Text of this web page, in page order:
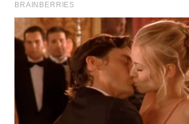
WN
BOGOR
WN
DEPOK
WN
TAPANULI
UTARA